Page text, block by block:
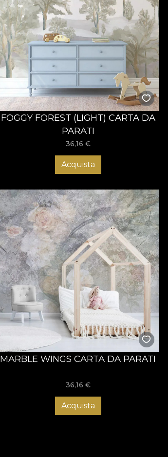
FOGGY FOREST (LIGHT) CARTA DA
PARATI
36,16 €
Acquista
MARBLE WINGS CARTA DA PARATI
36,16 €
Acquista